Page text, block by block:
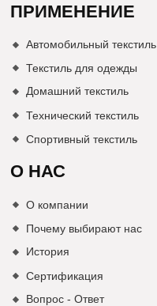
ПРИМЕНЕНИЕ
Автомобильный текстиль
Текстиль для одежды
Домашний текстиль
Технический текстиль
Спортивный текстиль
О НАС
О компании
Почему выбирают нас
История
Сертификация
Вопрос - Ответ